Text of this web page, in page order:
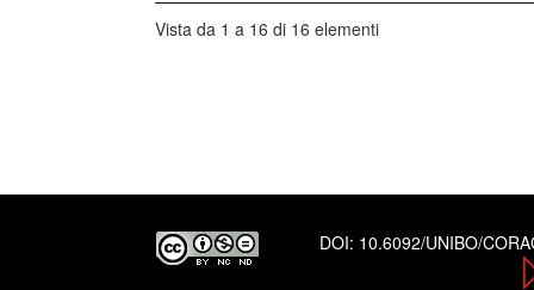
Vista da 1 a 16 di 16 elementi
DOI: 10.6092/UNIBO/